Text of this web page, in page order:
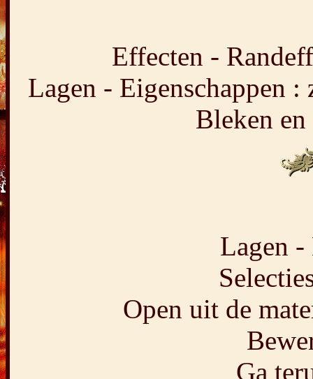
Effecten -
Lagen - Eigenschappen :
Bleken
Lagen -
Open uit de
Ga